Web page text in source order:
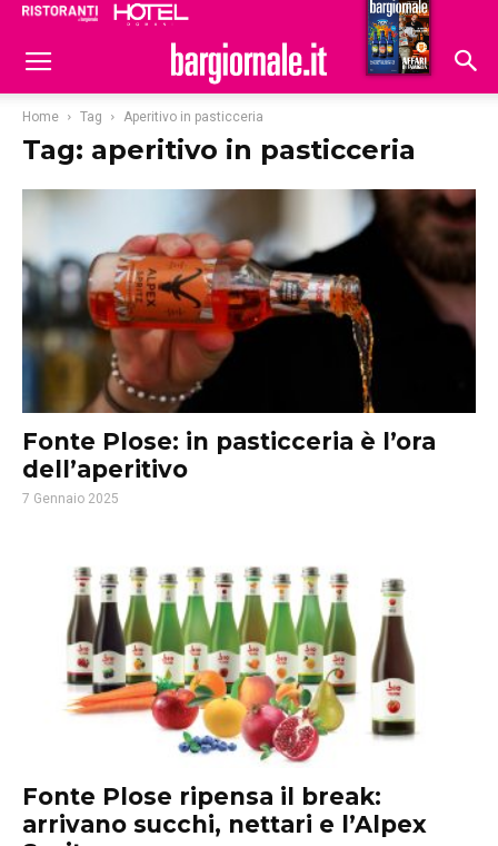
Hoteldomani
Home Tag Aperitivo in pasticceria
Tag: aperitivo in pasticceria
Fonte Plose: in pasticceria è l’ora
dell’aperitivo
7 Gennaio 2025
Fonte Plose ripensa il break:
arrivano succhi, nettari e l’Alpex